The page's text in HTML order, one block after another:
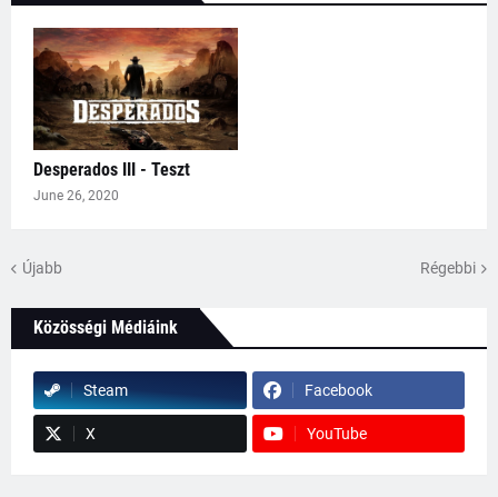
Desperados III - Teszt
June 26, 2020
Újabb Régebbi
Közösségi Médiáink
Steam Facebook
X YouTube